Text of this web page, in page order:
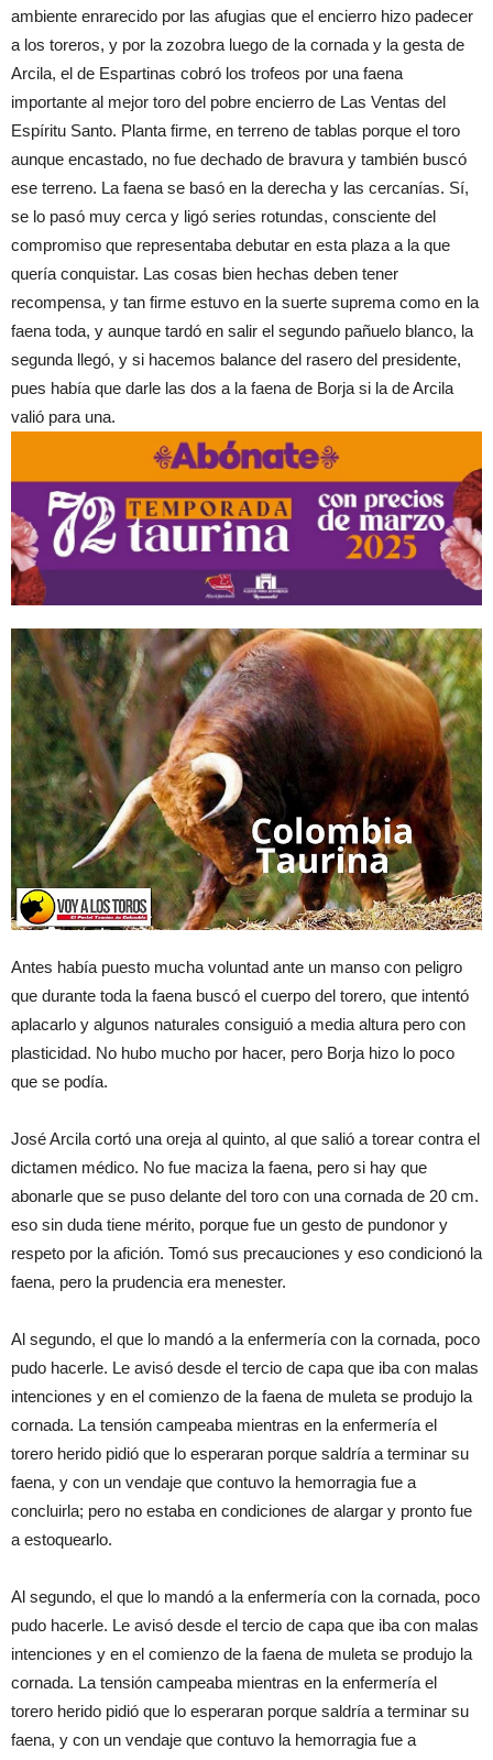
ambiente enrarecido por las afugias que el encierro hizo padecer
a los toreros, y por la zozobra luego de la cornada y la gesta de
Arcila, el de Espartinas cobró los trofeos por una faena
importante al mejor toro del pobre encierro de Las Ventas del
Espíritu Santo. Planta firme, en terreno de tablas porque el toro
aunque encastado, no fue dechado de bravura y también buscó
ese terreno. La faena se basó en la derecha y las cercanías. Sí,
se lo pasó muy cerca y ligó series rotundas, consciente del
compromiso que representaba debutar en esta plaza a la que
quería conquistar. Las cosas bien hechas deben tener
recompensa, y tan firme estuvo en la suerte suprema como en la
faena toda, y aunque tardó en salir el segundo pañuelo blanco, la
segunda llegó, y si hacemos balance del rasero del presidente,
pues había que darle las dos a la faena de Borja si la de Arcila
valió para una.
Antes había puesto mucha voluntad ante un manso con peligro
que durante toda la faena buscó el cuerpo del torero, que intentó
aplacarlo y algunos naturales consiguió a media altura pero con
plasticidad. No hubo mucho por hacer, pero Borja hizo lo poco
que se podía.
José Arcila cortó una oreja al quinto, al que salió a torear contra el
dictamen médico. No fue maciza la faena, pero si hay que
abonarle que se puso delante del toro con una cornada de 20 cm.
eso sin duda tiene mérito, porque fue un gesto de pundonor y
respeto por la afición. Tomó sus precauciones y eso condicionó la
faena, pero la prudencia era menester.
Al segundo, el que lo mandó a la enfermería con la cornada, poco
pudo hacerle. Le avisó desde el tercio de capa que iba con malas
intenciones y en el comienzo de la faena de muleta se produjo la
cornada. La tensión campeaba mientras en la enfermería el
torero herido pidió que lo esperaran porque saldría a terminar su
faena, y con un vendaje que contuvo la hemorragia fue a
concluirla; pero no estaba en condiciones de alargar y pronto fue
a estoquearlo.
Al segundo, el que lo mandó a la enfermería con la cornada, poco
pudo hacerle. Le avisó desde el tercio de capa que iba con malas
intenciones y en el comienzo de la faena de muleta se produjo la
cornada. La tensión campeaba mientras en la enfermería el
torero herido pidió que lo esperaran porque saldría a terminar su
faena, y con un vendaje que contuvo la hemorragia fue a